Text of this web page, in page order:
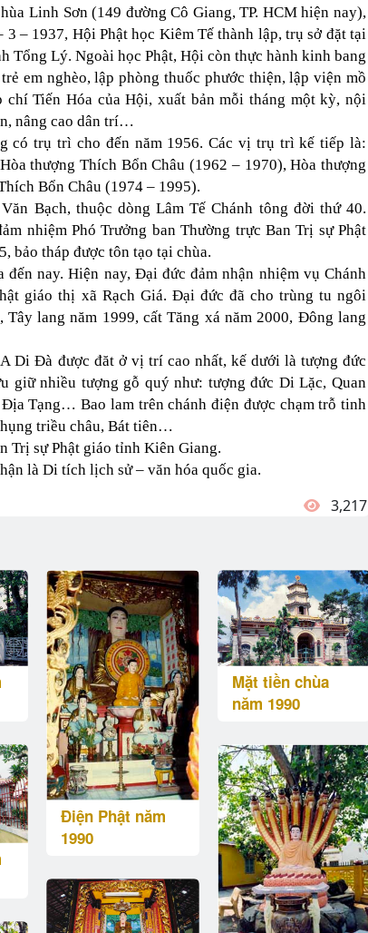
Linh Sơn (149 đường Cô Giang, TP. HCM hiện nay),
– 1937, Hội Phật học Kiêm Tế thành lập, trụ sở đặt tại
Tổng Lý. Ngoài học Phật, Hội còn thực hành kinh bang
em nghèo, lập phòng thuốc phước thiện, lập viện mồ
Tiến Hóa của Hội, xuất bản mỗi tháng một kỳ, nội
nâng cao dân trí…
có trụ trì cho đến năm 1956. Các vị trụ trì kế tiếp là:
thượng Thích Bổn Châu (1962 – 1970), Hòa thượng
Bổn Châu (1974 – 1995).
Bạch, thuộc dòng Lâm Tế Chánh tông đời thứ 40.
nhiệm Phó Trưởng ban Thường trực Ban Trị sự Phật
bảo tháp được tôn tạo tại chùa.
nay. Hiện nay, Đại đức đảm nhận nhiệm vụ Chánh
giáo thị xã Rạch Giá. Đại đức đã cho trùng tu ngôi
lang năm 1999, cất Tăng xá năm 2000, Đông lang
Di Đà được đăt ở vị trí cao nhất, kế dưới là tượng đức
giữ nhiều tượng gỗ quý như: tượng đức Di Lặc, Quan
Tạng… Bao lam trên chánh điện được chạm trỗ tinh
triều châu, Bát tiên…
Trị sự Phật giáo tỉnh Kiên Giang.
là Di tích lịch sử – văn hóa quốc gia.
3,217
Điện Phật năm
1990
Mặt tiền chùa
năm 1990